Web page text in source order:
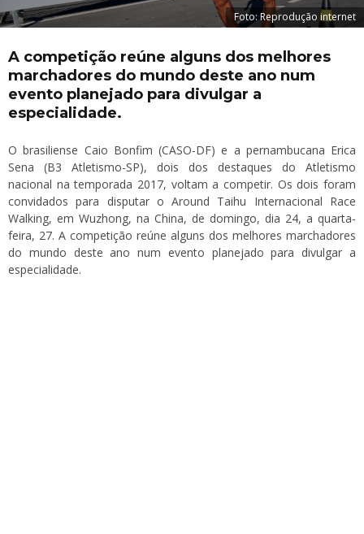
Foto: Reprodução internet
A competição reúne alguns dos melhores
marchadores do mundo deste ano num
evento planejado para divulgar a
especialidade.
O brasiliense Caio Bonfim (CASO-DF) e a pernambucana Erica
Sena (B3 Atletismo-SP), dois dos destaques do Atletismo
nacional na temporada 2017, voltam a competir. Os dois foram
convidados para disputar o Around Taihu Internacional Race
Walking, em Wuzhong, na China, de domingo, dia 24, a quarta-
feira, 27. A competição reúne alguns dos melhores marchadores
do mundo deste ano num evento planejado para divulgar a
especialidade.